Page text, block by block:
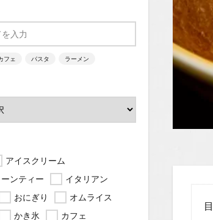
フェ パスタ ラーメン
アイスクリーム
ンティー
イタリアン
おにぎり
オムライス
かき氷
カフェ